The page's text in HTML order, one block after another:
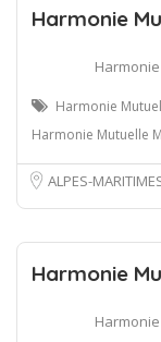
Harmonie
Harmonie
Harmonie
Harmonie Mutuelle
ALPES-
Harmonie
Harmonie